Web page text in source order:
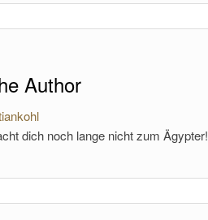
Author
dich noch lange nicht zum Ägypter!